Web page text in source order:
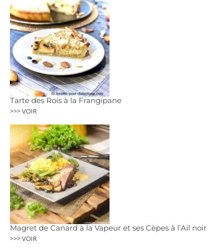
Tarte des Rois à la Frangipane
>>> VOIR
Magret de Canard à la Vapeur et ses Cèpes à l’Ail noir
>>> VOIR